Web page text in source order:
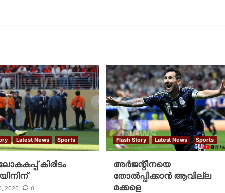
Latest News Sports
കിരീടം
2026 0
Flash Story Latest News Sports
അര്‍ജന്റീനയെ
തോല്‍പ്പിക്കാന്‍ ആവില്ല
മക്കളെ